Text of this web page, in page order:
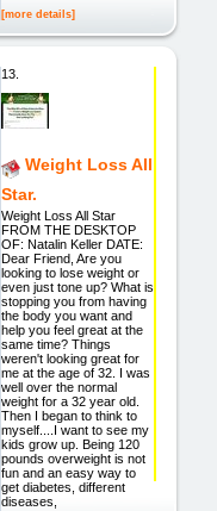
[more details]
13.
Weight Loss All
Star.
Weight Loss All Star
FROM THE DESKTOP
OF: Natalin Keller DATE:
Dear Friend, Are you
looking to lose weight or
even just tone up? What is
stopping you from having
the body you want and
help you feel great at the
same time? Things
weren't looking great for
me at the age of 32. I was
well over the normal
weight for a 32 year old.
Then I began to think to
myself....I want to see my
kids grow up. Being 120
pounds overweight is not
fun and an easy way to
get diabetes, different
diseases,